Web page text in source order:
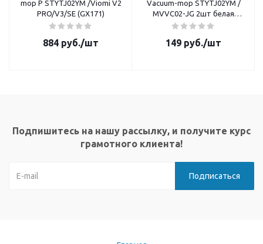
mop P STYTJ02YM /Viomi V2
PRO/V3/SE (GX171)
884 руб./шт
Vacuum-mop STYTJ02YM /
MVVC02-JG 2шт белая
(M5449. GX-180)
149 руб./шт
Подпишитесь на нашу рассылку, и получите курс
грамотного клиента!